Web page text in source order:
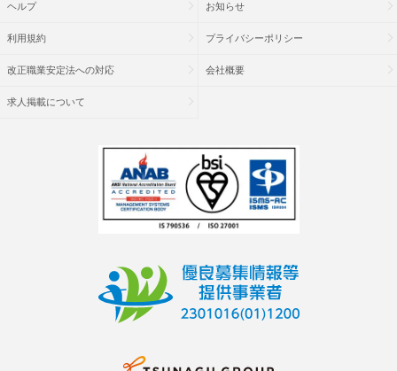
ヘルプ お知らせ
利用規約 プライバシーポリシー
改正職業安定法への対応 会社概要
求人掲載について